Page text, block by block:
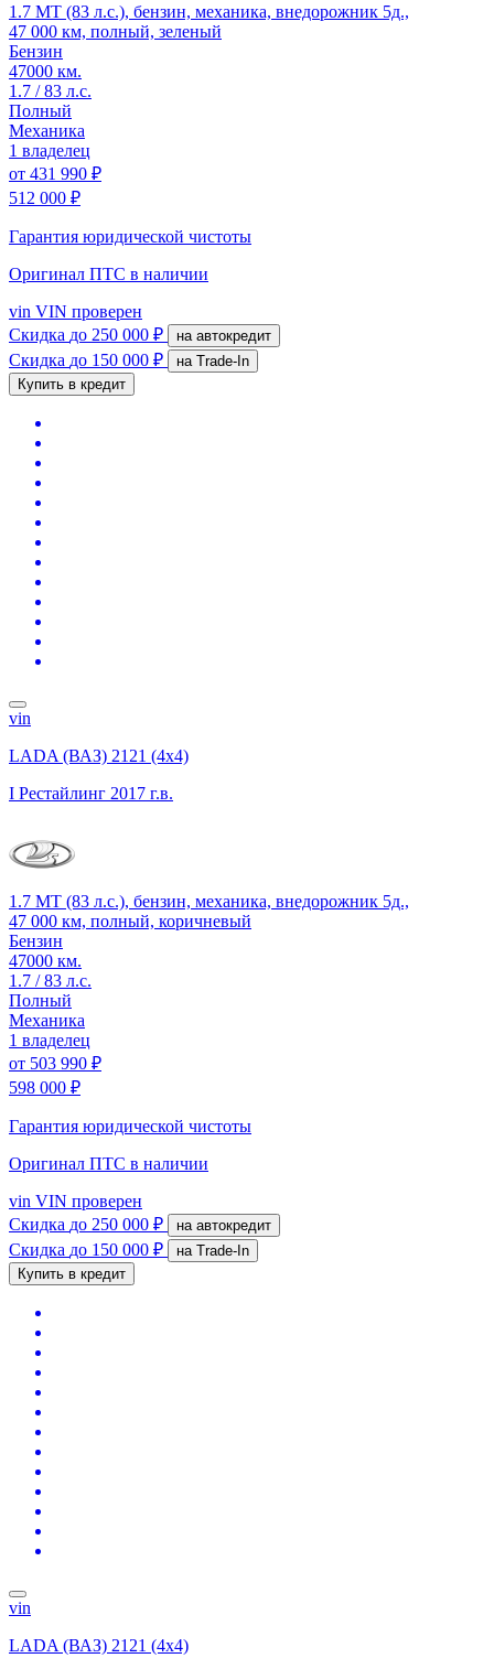
1.7 MT (83 л.с.), бензин, механика, внедорожник 5д.,
47 000 км, полный, зеленый
Бензин
47000 км.
1.7 / 83 л.с.
Полный
Механика
1 владелец
от 431 990 ₽
512 000 ₽
Гарантия юридической чистоты
Оригинал ПТС в наличии
vin VIN проверен
Скидка до 250 000 ₽ на автокредит
Скидка до 150 000 ₽
на Trade-In
Купить в кредит
vin
LADA (ВАЗ) 2121 (4x4)
I Рестайлинг 2017 г.в.
1.7 MT (83 л.с.), бензин, механика, внедорожник 5д.,
47 000 км, полный, коричневый
Бензин
47000 км.
1.7 / 83 л.с.
Полный
Механика
1 владелец
от 503 990 ₽
598 000 ₽
Гарантия юридической чистоты
Оригинал ПТС в наличии
vin VIN проверен
Скидка до 250 000 ₽ на автокредит
Скидка до 150 000 ₽
на Trade-In
Купить в кредит
vin
LADA (ВАЗ) 2121 (4x4)